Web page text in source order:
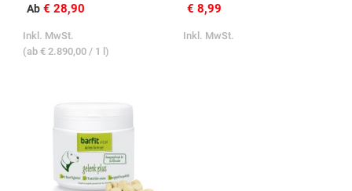
Ab € 28,90
Inkl. MwSt.
(ab € 2.890,00 / 1 l)
€ 8,99
Inkl. MwSt.